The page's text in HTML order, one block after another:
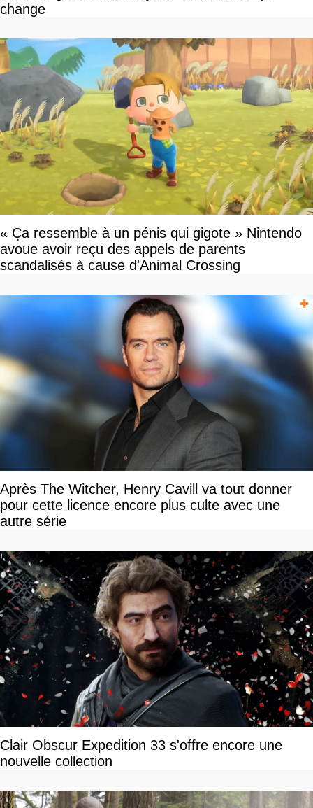
change
« Ça ressemble à un pénis qui gigote » Nintendo
avoue avoir reçu des appels de parents
scandalisés à cause d'Animal Crossing
Après The Witcher, Henry Cavill va tout donner
pour cette licence encore plus culte avec une
autre série
Clair Obscur Expedition 33 s'offre encore une
nouvelle collection